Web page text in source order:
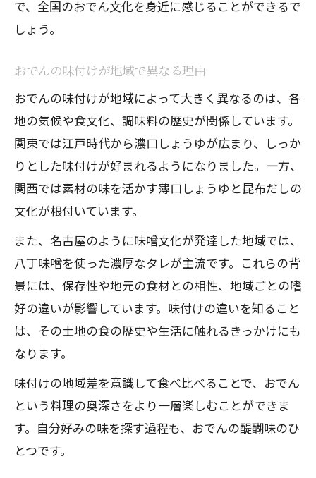
で、全国のおでん文化を身近に感じることができるで
しょう。
おでんの味付けが地域で異なる理由
おでんの味付けが地域によって大きく異なるのは、各
地の気候や食文化、調味料の歴史が関係しています。
関東では江戸時代から濃口しょうゆが広まり、しっか
りとした味付けが好まれるようになりました。一方、
関西では素材の味を活かす薄口しょうゆと昆布だしの
文化が根付いています。
また、名古屋のように味噌文化が発達した地域では、
八丁味噌を使った濃厚なタレが主流です。これらの背
景には、保存性や地元の食材との相性、地域ごとの嗜
好の違いが影響しています。味付けの違いを知ること
は、その土地の食の歴史や生活に触れるきっかけにも
なります。
味付けの地域差を意識して食べ比べることで、おでん
という料理の奥深さをより一層楽しむことができま
す。自分好みの味を探す過程も、おでんの醍醐味のひ
とつです。